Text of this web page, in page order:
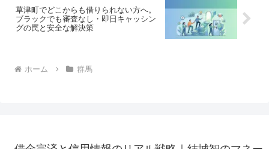
草津町でどこからも借りられない方へ。
ブラックでも審査なし・即日キャッシン
グの罠と安全な解決策
ホーム 群馬